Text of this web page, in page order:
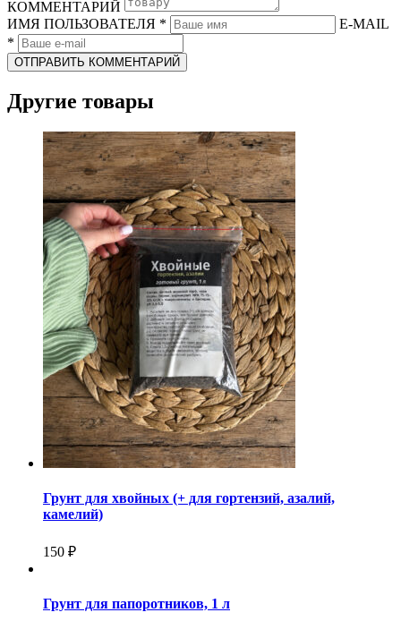
КОММЕНТАРИЙ
ИМЯ ПОЛЬЗОВАТЕЛЯ *
E-MAIL
*
ОТПРАВИТЬ КОММЕНТАРИЙ
Другие товары
Грунт для хвойных (+ для гортензий, азалий,
камелий)
150 ₽
Грунт для папоротников, 1 л